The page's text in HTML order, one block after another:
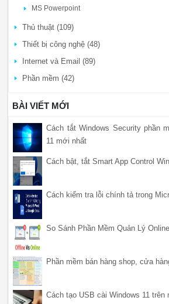
MS Powerpoint
Thủ thuật (109)
Thiết bị công nghệ (48)
Internet và Email (89)
Phần mềm (42)
BÀI VIẾT MỚI
Cách tắt Windows Security phần
11 mới nhất
Cách bật, tắt Smart App Control
Cách kiểm tra lỗi chính tả trong
So Sánh Phần Mềm Quản Lý
Phần mềm bán hàng shop, cửa
Cách tạo USB cài Windows 11